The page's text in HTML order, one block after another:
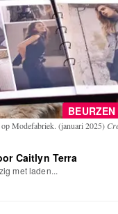
BEURZEN
Modefabriek. (januari 2025)
Caitlyn Terra
met laden...